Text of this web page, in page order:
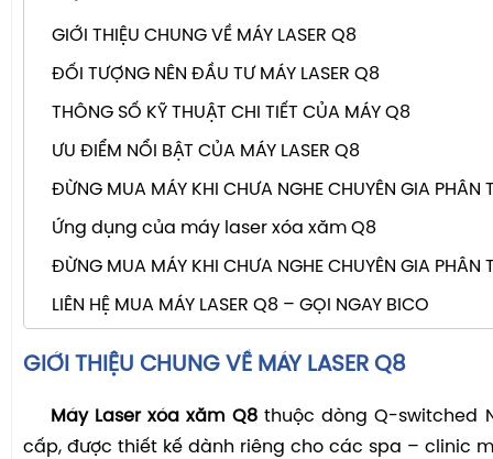
GIỚI THIỆU CHUNG VỀ MÁY LASER Q8
ĐỐI TƯỢNG NÊN ĐẦU TƯ MÁY LASER Q8
THÔNG SỐ KỸ THUẬT CHI TIẾT CỦA MÁY Q8
ƯU ĐIỂM NỔI BẬT CỦA MÁY LASER Q8
ĐỪNG MUA MÁY KHI CHƯA NGHE CHUYÊN GIA PHÂN
Ứng dụng của máy laser xóa xăm Q8
ĐỪNG MUA MÁY KHI CHƯA NGHE CHUYÊN GIA PHÂN
LIÊN HỆ MUA MÁY LASER Q8 – GỌI NGAY BICO
GIỚI THIỆU CHUNG VỀ MÁY LASER Q8
Máy Laser xóa xăm Q8thuộc dòng Q-switched
cấp, được thiết kế dành riêng cho các spa – clinic